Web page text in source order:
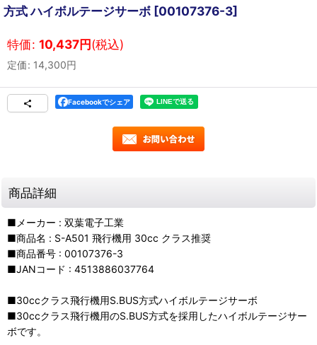
方式 ハイボルテージサーボ [00107376-3]
特価: 10,437円(税込)
定価: 14,300円
Facebookでシェア
商品詳細
■メーカー : 双葉電子工業
■商品名 : S-A501 飛行機用 30cc クラス推奨
■商品番号 : 00107376-3
■JANコード : 4513886037764
■30ccクラス飛行機用S.BUS方式ハイボルテージサーボ
■30ccクラス飛行機用のS.BUS方式を採用したハイボルテージサー
ボです。